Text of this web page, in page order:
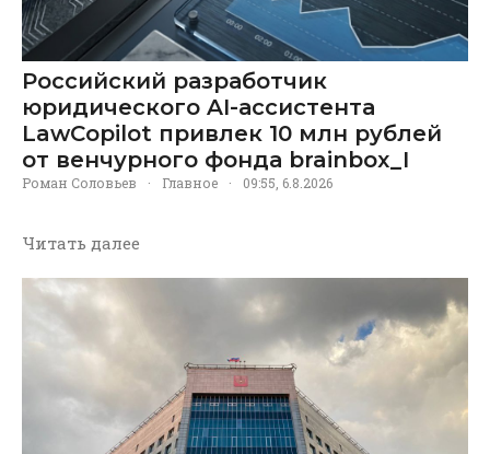
Российский разработчик
юридического AI-ассистента
LawCopilot привлек 10 млн рублей
от венчурного фонда brainbox_I
Роман Соловьев · Главное · 09:55, 6.8.2026
Читать далее